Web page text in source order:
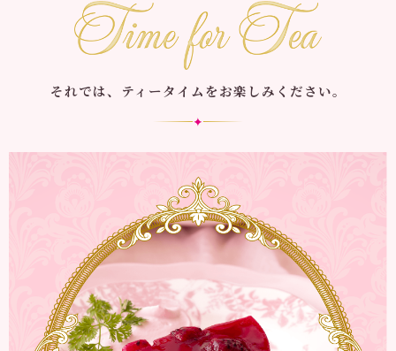
それでは、ティータイムをお楽しみください。
✦